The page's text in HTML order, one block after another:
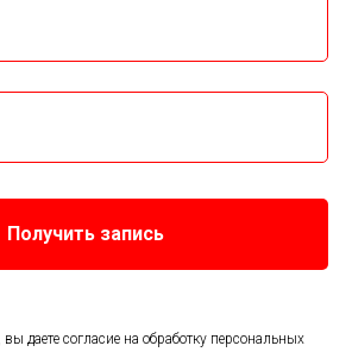
Получить запись
даете согласие на обработку персональных